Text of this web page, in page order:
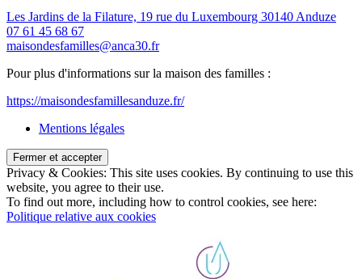
Les Jardins de la Filature, 19 rue du Luxembourg 30140 Anduze
07 61 45 68 67
maisondesfamilles@anca30.fr
Pour plus d'informations sur la maison des familles :
https://maisondesfamillesanduze.fr/
Mentions légales
Privacy & Cookies: This site uses cookies. By continuing to use this
website, you agree to their use.
To find out more, including how to control cookies, see here:
Politique relative aux cookies